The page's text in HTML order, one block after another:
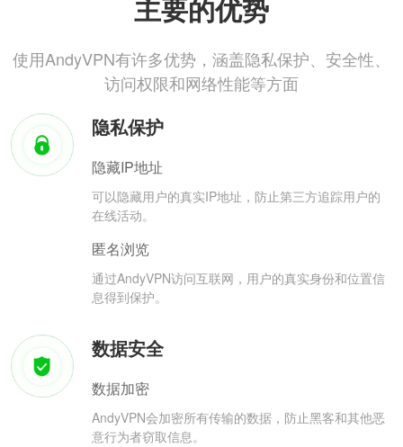
主要的优势
使用AndyVPN有许多优势，涵盖隐私保护、安全性、
访问权限和网络性能等方面
隐私保护
隐藏IP地址
可以隐藏用户的真实IP地址，防止第三方追踪用户的
在线活动。
匿名浏览
通过AndyVPN访问互联网，用户的真实身份和位置信
息得到保护。
数据安全
数据加密
AndyVPN会加密所有传输的数据，防止黑客和其他恶
意行为者窃取信息。